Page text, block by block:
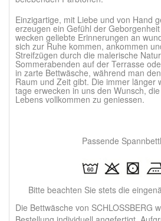
Einzigartige, mit Liebe und von Hand
erzeugen ein Gefühl der
wecken geliebte Erinnerungen an
sich zur Ruhe kommen, ankommen
Streifzügen durch die malerische
Sommerabenden auf der Terrasse
in zarte Bettwäsche, während man
Raum und Zeit gibt. Die immer länger
tage erwecken in uns den Wunsch,
Lebens vollkommen zu geniessen.
Passende
Bitte beachten Sie stets die
Die Bettwäsche von SCHLOSSBERG